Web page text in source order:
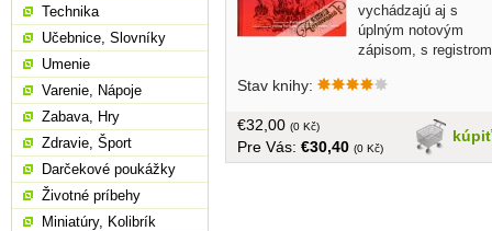
vychádzajú aj s
úplným notovým
zápisom, s registrom
výberovým súborom anglických
224 strán
Stav knihy:
kúpiť
€32,00 (0 Kč)
Pre Vás: €30,40 (0 Kč)
Technika
Učebnice, Slovníky
Umenie
Varenie, Nápoje
Zabava, Hry
Zdravie, Šport
Darčekové poukážky
Životné príbehy
Miniatúry, Kolibrík